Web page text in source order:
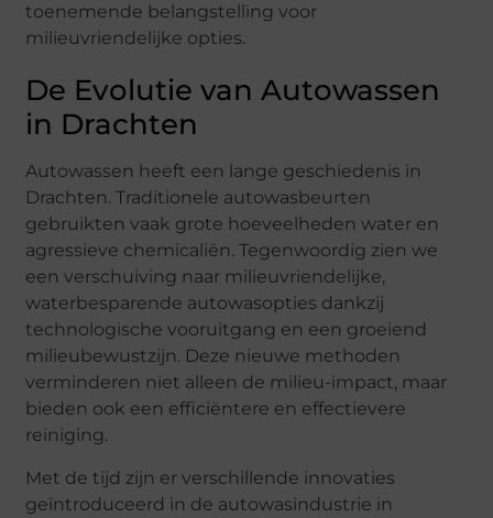
toenemende belangstelling voor
milieuvriendelijke opties.
De Evolutie van Autowassen
in Drachten
Autowassen heeft een lange geschiedenis in
Drachten. Traditionele autowasbeurten
gebruikten vaak grote hoeveelheden water en
agressieve chemicaliën. Tegenwoordig zien we
een verschuiving naar milieuvriendelijke,
waterbesparende autowasopties dankzij
technologische vooruitgang en een groeiend
milieubewustzijn. Deze nieuwe methoden
verminderen niet alleen de milieu-impact, maar
bieden ook een efficiëntere en effectievere
reiniging.
Met de tijd zijn er verschillende innovaties
geïntroduceerd in de autowasindustrie in